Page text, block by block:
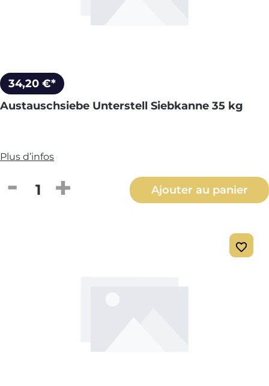
34,20 €*
Austauschsiebe Unterstell Siebkanne 35 kg
Plus d’infos
Quantité de produit : Entrez la
Ajouter au panier